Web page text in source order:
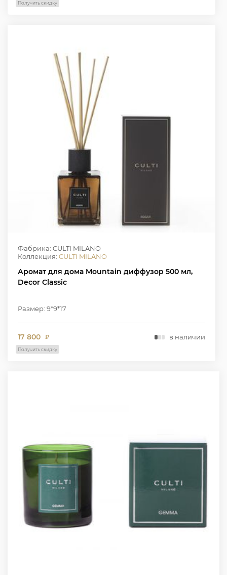
Получить скидку
Фабрика: CULTI MILANO
Коллекция: CULTI MILANO
Аромат для дома Mountain диффузор 500 мл,
Decor Classic
Размер: 9*9*17
17 800 ₽ в наличии
Получить скидку